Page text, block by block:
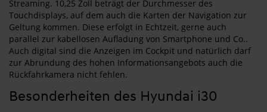
Streaming. 10,25 Zoll beträgt der Durchmesser des
Touchdisplays, auf dem auch die Karten der Navigation zur
Geltung kommen. Diese erfolgt in Echtzeit, gerne auch
parallel zur kabellosen Aufladung von Smartphone und Co..
Auch digital sind die Anzeigen im Cockpit und natürlich darf
zur Abrundung des hohen Informationsangebots auch die
Rückfahrkamera nicht fehlen.
Besonderheiten des Hyundai i30